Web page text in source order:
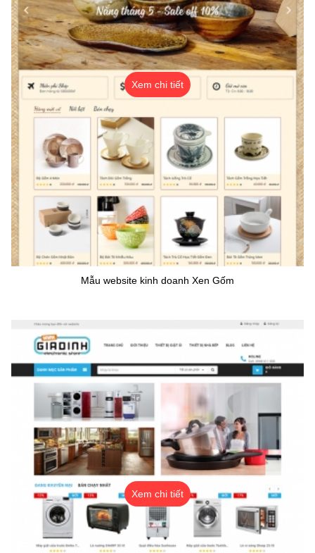
Xem chi tiết
Mẫu website kinh doanh Xen Gốm
Xem chi tiết